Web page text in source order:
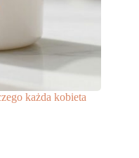
każda kobieta